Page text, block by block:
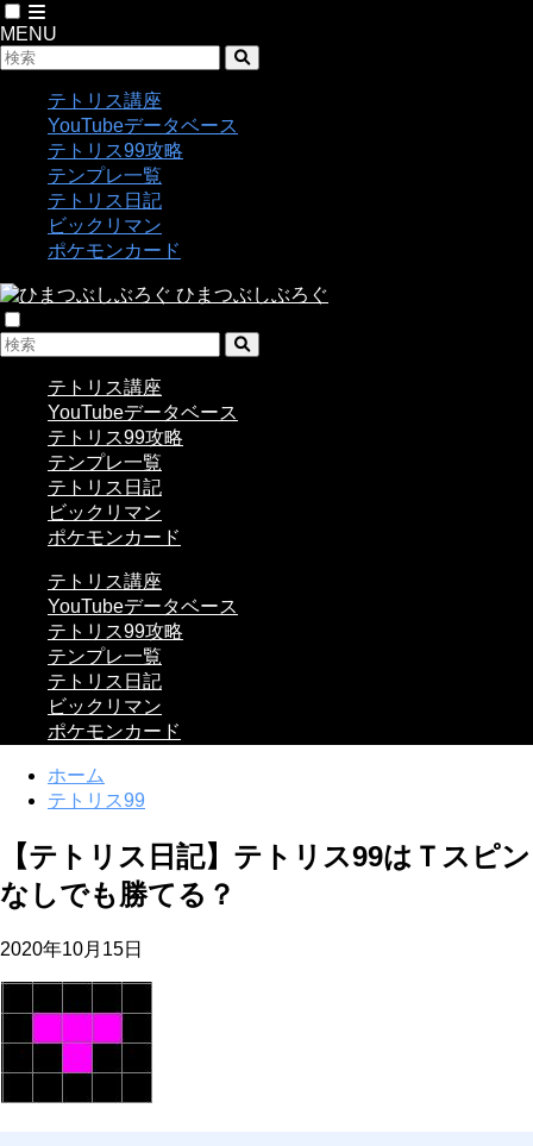
MENU
テトリス講座
YouTubeデータベース
テトリス99攻略
テンプレ一覧
テトリス日記
ビックリマン
ポケモンカード
ひまつぶしぶろぐ
テトリス講座
YouTubeデータベース
テトリス99攻略
テンプレ一覧
テトリス日記
ビックリマン
ポケモンカード
テトリス講座
YouTubeデータベース
テトリス99攻略
テンプレ一覧
テトリス日記
ビックリマン
ポケモンカード
ホーム
テトリス99
【テトリス日記】テトリス99はＴスピン
なしでも勝てる？
2020年10月15日